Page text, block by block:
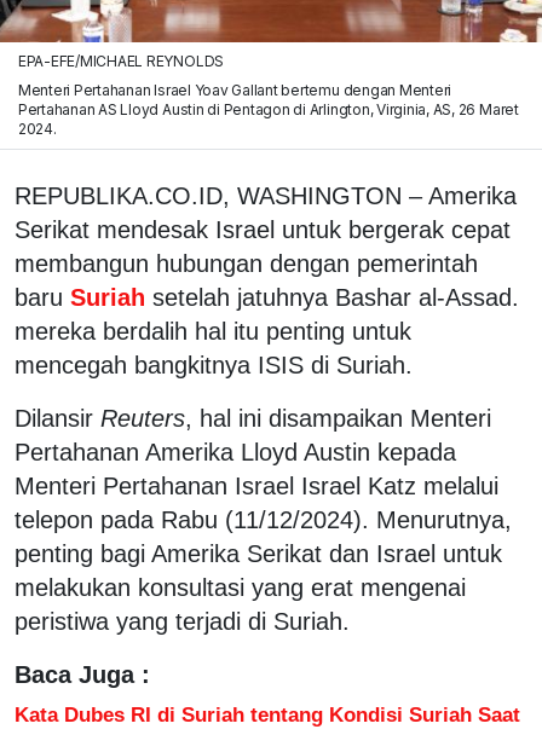
EPA-EFE/MICHAEL REYNOLDS
Menteri Pertahanan Israel Yoav Gallant bertemu dengan Menteri
Pertahanan AS Lloyd Austin di Pentagon di Arlington, Virginia, AS, 26 Maret
2024.
REPUBLIKA.CO.ID, WASHINGTON – Amerika
Serikat mendesak Israel untuk bergerak cepat
membangun hubungan dengan pemerintah
baru Suriah setelah jatuhnya Bashar al-Assad.
mereka berdalih hal itu penting untuk
mencegah bangkitnya ISIS di Suriah.
Dilansir Reuters, hal ini disampaikan Menteri
Pertahanan Amerika Lloyd Austin kepada
Menteri Pertahanan Israel Israel Katz melalui
telepon pada Rabu (11/12/2024). Menurutnya,
penting bagi Amerika Serikat dan Israel untuk
melakukan konsultasi yang erat mengenai
peristiwa yang terjadi di Suriah.
Baca Juga :
Kata Dubes RI di Suriah tentang Kondisi Suriah Saat